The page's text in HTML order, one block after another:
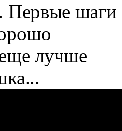
Первые шаги
лучше